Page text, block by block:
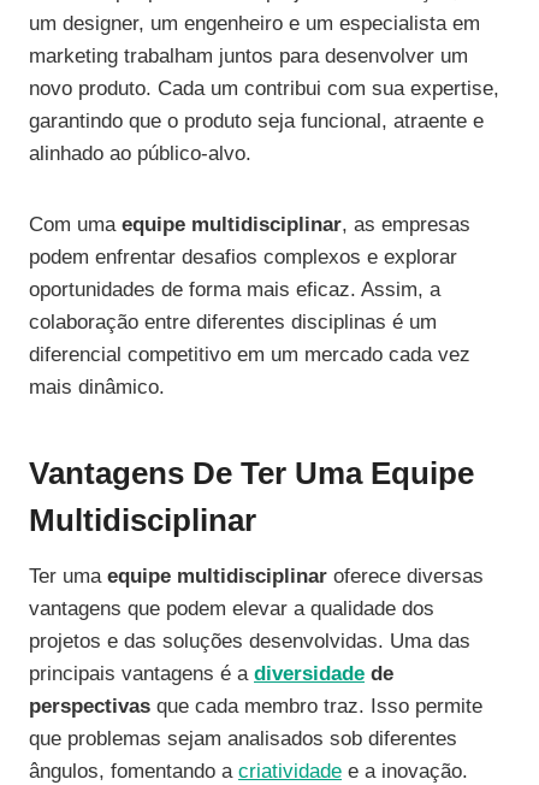
um designer, um engenheiro e um especialista em
marketing trabalham juntos para desenvolver um
novo produto. Cada um contribui com sua expertise,
garantindo que o produto seja funcional, atraente e
alinhado ao público-alvo.
Com uma equipe multidisciplinar, as empresas
podem enfrentar desafios complexos e explorar
oportunidades de forma mais eficaz. Assim, a
colaboração entre diferentes disciplinas é um
diferencial competitivo em um mercado cada vez
mais dinâmico.
Vantagens De Ter Uma Equipe
Multidisciplinar
Ter uma equipe multidisciplinar oferece diversas
vantagens que podem elevar a qualidade dos
projetos e das soluções desenvolvidas. Uma das
principais vantagens é a diversidade de
perspectivas que cada membro traz. Isso permite
que problemas sejam analisados sob diferentes
ângulos, fomentando a criatividade e a inovação.